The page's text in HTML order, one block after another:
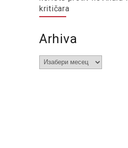
kritičara
Arhiva
Arhiva